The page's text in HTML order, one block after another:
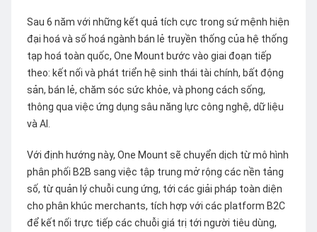
Sau 6 năm với những kết quả tích cực trong sứ mệnh hiện
đại hoá và số hoá ngành bán lẻ truyền thống của hệ thống
tạp hoá toàn quốc, One Mount bước vào giai đoạn tiếp
theo: kết nối và phát triển hệ sinh thái tài chính, bất động
sản, bán lẻ, chăm sóc sức khỏe, và phong cách sống,
thông qua việc ứng dụng sâu năng lực công nghệ, dữ liệu
và AI.
Với định hướng này, One Mount sẽ chuyển dịch từ mô hình
phân phối B2B sang việc tập trung mở rộng các nền tảng
số, từ quản lý chuỗi cung ứng, tới các giải pháp toàn diện
cho phân khúc merchants, tích hợp với các platform B2C
để kết nối trực tiếp các chuỗi giá trị tới người tiêu dùng,